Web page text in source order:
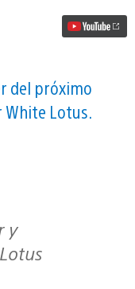
del próximo
Lotus.